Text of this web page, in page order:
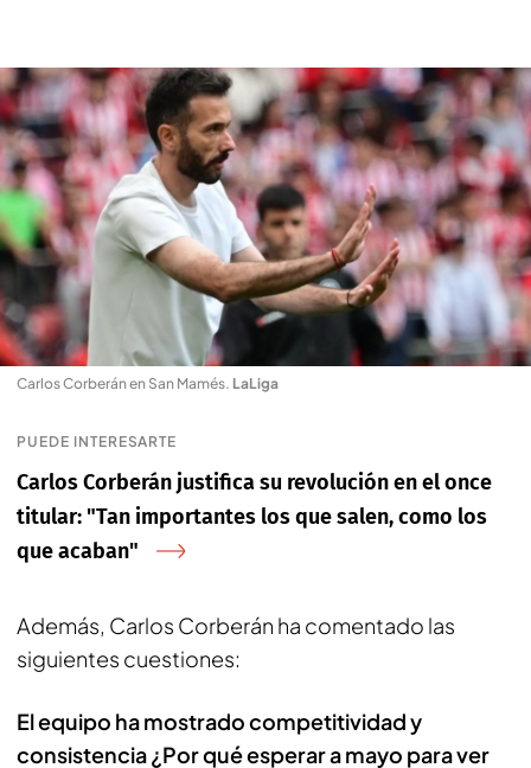
Carlos Corberán en San Mamés. LaLiga
PUEDE INTERESARTE
Carlos Corberán justifica su revolución en el once
titular: "Tan importantes los que salen, como los
que acaban"
Además, Carlos Corberán ha comentado las
siguientes cuestiones:
El equipo ha mostrado competitividad y
consistencia ¿Por qué esperar a mayo para ver